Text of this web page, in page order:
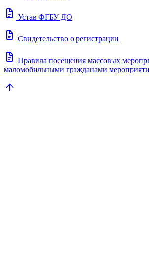
docs Устав ФГБУ ДО
docs Свидетельство о регистрации
docs Правила посещения массовых
маломобильными гражданами
arrow_upward